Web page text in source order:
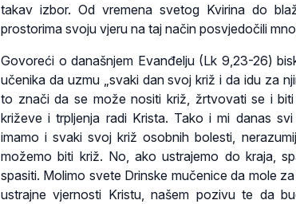
takav izbor. Od vremena svetog Kvirina do
prostorima svoju vjeru na taj način posvjedočili
Govoreći o današnjem Evanđelju (Lk 9,23-26)
učenika da uzmu „svaki dan svoj križ i da idu za
to znači da se može nositi križ, žrtvovati se i
križeve i trpljenja radi Krista. Tako i mi danas
imamo i svaki svoj križ osobnih bolesti,
možemo biti križ. No, ako ustrajemo do kraja,
spasiti. Molimo svete Drinske mučenice da mole
ustrajne vjernosti Kristu, našem pozivu te da